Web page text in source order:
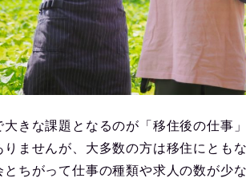
きな課題となるのが 「移住後の仕事」
りませんが、大多数の方は移住にとも
ちがって仕事の種類や求人の数が少